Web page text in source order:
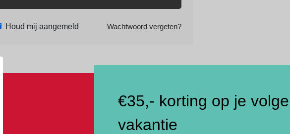
Houd mij aangemeld Wachtwoord vergeten?
€35,- korting op je
vakantie